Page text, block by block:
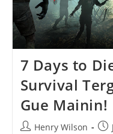
7 Days to
Survival
Gue Mainin!
PostHenry Wilson
Post